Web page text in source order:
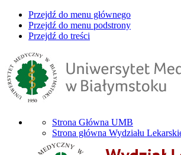
Przejdź do menu głównego
Przejdź do menu podstrony
Przejdź do treści
Strona Główna UMB
Strona główna Wydziału